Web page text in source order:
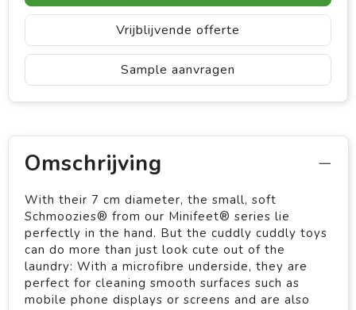
Vrijblijvende offerte
Sample aanvragen
Omschrijving
With their 7 cm diameter, the small, soft
Schmoozies® from our Minifeet® series lie
perfectly in the hand. But the cuddly cuddly toys
can do more than just look cute out of the
laundry: With a microfibre underside, they are
perfect for cleaning smooth surfaces such as
mobile phone displays or screens and are also